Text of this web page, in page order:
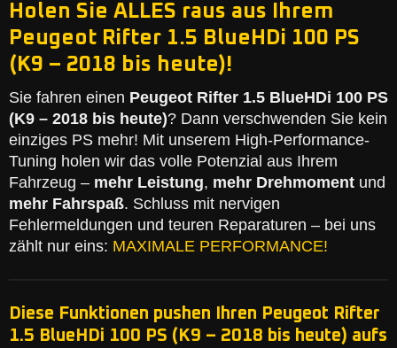
Holen Sie ALLES raus aus Ihrem
Peugeot Rifter 1.5 BlueHDi 100 PS
(K9 – 2018 bis heute)!
Sie fahren einen Peugeot Rifter 1.5 BlueHDi 100 PS
(K9 – 2018 bis heute)? Dann verschwenden Sie kein
einziges PS mehr! Mit unserem High-Performance-
Tuning holen wir das volle Potenzial aus Ihrem
Fahrzeug – mehr Leistung, mehr Drehmoment und
mehr Fahrspaß. Schluss mit nervigen
Fehlermeldungen und teuren Reparaturen – bei uns
zählt nur eins: MAXIMALE PERFORMANCE!
Diese Funktionen pushen Ihren Peugeot Rifter
1.5 BlueHDi 100 PS (K9 – 2018 bis heute) aufs